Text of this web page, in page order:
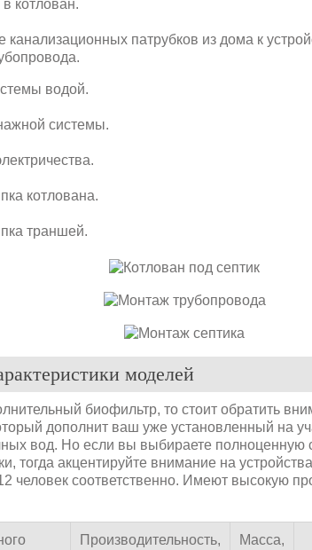
котлован.
канализационных патрубков из дома к
водой.
системы.
котлована.
траншей.
моделей
биофильтр, то стоит обратить
дополнит ваш уже установленный на
вод. Но если вы выбираете полноценную
тогда акцентируйте внимание на
человек соответственно. Имеют высокую
Производительность,
Масса,